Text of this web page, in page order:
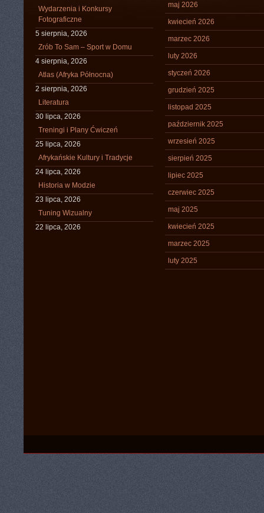
Wydarzenia i Konkursy
Fotograficzne
5 sierpnia, 2026
Zrób To Sam – Sport w Domu
4 sierpnia, 2026
Atlas (Afryka Północna)
2 sierpnia, 2026
Literatura
30 lipca, 2026
Treningi i Plany Ćwiczeń
25 lipca, 2026
Afrykańskie Kultury i Tradycje
24 lipca, 2026
Historia w Modzie
23 lipca, 2026
Tuning Wizualny
22 lipca, 2026
maj 2026
kwiecień 2026
marzec 2026
luty 2026
styczeń 2026
grudzień 2025
listopad 2025
październik 2025
wrzesień 2025
sierpień 2025
lipiec 2025
czerwiec 2025
maj 2025
kwiecień 2025
marzec 2025
luty 2025